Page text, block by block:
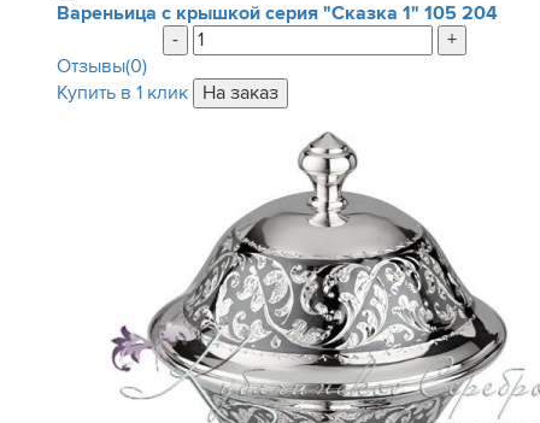
Вареньица с крышкой серия "Сказка 1" 105 204
-
+
Отзывы(0)
Купить в 1 клик